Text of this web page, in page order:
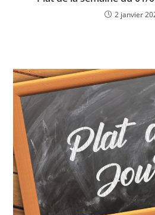
2 janvier